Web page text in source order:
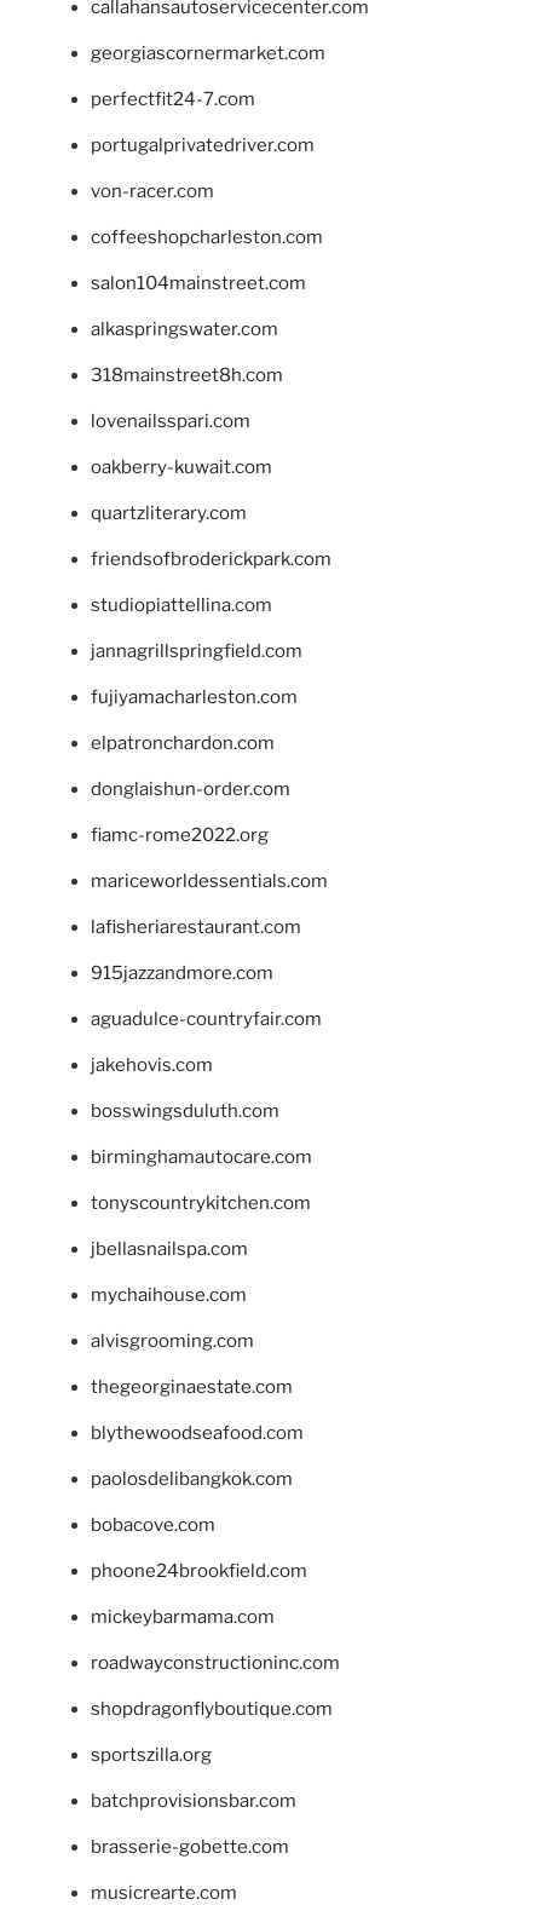
callahansautoservicecenter.com
georgiascornermarket.com
perfectfit24-7.com
portugalprivatedriver.com
von-racer.com
coffeeshopcharleston.com
salon104mainstreet.com
alkaspringswater.com
318mainstreet8h.com
lovenailsspari.com
oakberry-kuwait.com
quartzliterary.com
friendsofbroderickpark.com
studiopiattellina.com
jannagrillspringfield.com
fujiyamacharleston.com
elpatronchardon.com
donglaishun-order.com
fiamc-rome2022.org
mariceworldessentials.com
lafisheriarestaurant.com
915jazzandmore.com
aguadulce-countryfair.com
jakehovis.com
bosswingsduluth.com
birminghamautocare.com
tonyscountrykitchen.com
jbellasnailspa.com
mychaihouse.com
alvisgrooming.com
thegeorginaestate.com
blythewoodseafood.com
paolosdelibangkok.com
bobacove.com
phoone24brookfield.com
mickeybarmama.com
roadwayconstructioninc.com
shopdragonflyboutique.com
sportszilla.org
batchprovisionsbar.com
brasserie-gobette.com
musicrearte.com